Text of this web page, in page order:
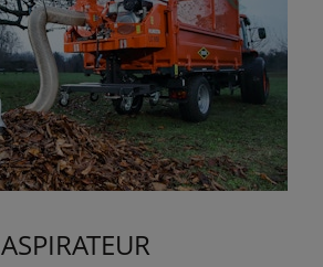
ASPIRATEUR